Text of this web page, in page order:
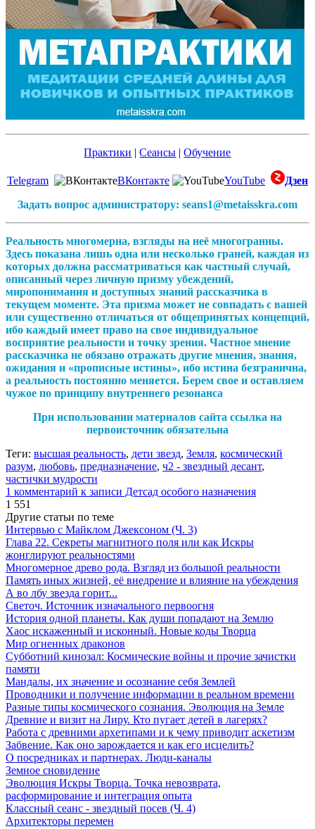
Практики |Сеансы |Обучение
Telegram ВКонтакте YouTube
Дзен
Задать вопрос администратору: seans1@metaisskra.com
Реальность многомерна, взгляды на неё многогранны.
Здесь показана лишь одна или несколько граней, каждая из
которых должна рассматриваться как частный случай,
описанный через личную призму убеждений,
миропонимания и доступных знаний рассказчика в
текущем моменте. Эта призма может не совпадать с вашей
или существенно отличаться от общепринятых концепций,
ибо каждый имеет право на свое индивидуальное
восприятие реальности и точку зрения. Частное мнение
рассказчика не обязано отражать другие мнения, знания,
ожидания и «прописные истины», ибо истина безгранична,
а реальность постоянно меняется. Берем свое и оставляем
чужое по принципу внутреннего резонанса
При использовании материалов сайта ссылка на
первоисточник обязательна
Теги: высшая реальность, дети звезд, Земля, космический
разум, любовь, предназначение, ч2 - звездный десант,
частички мудрости
1 комментарий к записи Детсад особого назначения
1 551
Другие статьи по теме
Интервью с Майклом Джексоном (Ч. 3)
Глава 22. Секреты магнитного поля или как Искры
жонглируют реальностями
Многомерное древо рода. Взгляд из большой реальности
Память иных жизней, её внедрение и влияние на убеждения
А во лбу звезда горит...
Светоч. Источник изначального первоогня
История одной планеты. Как души попадают на Землю
Хаос искаженный и исконный. Новые коды Творца
Мир огненных драконов
Субботний кинозал: Космические войны и прочие зачистки
памяти
Мандалы, их значение и осознание себя Землей
Проводники и получение информации в реальном времени
Разные типы космического сознания. Эволюция на Земле
Древние и визит на Лиру. Кто пугает детей в лагерях?
Работа с древними архетипами и к чему приводит аскетизм
Забвение. Как оно зарождается и как его исцелить?
О посредниках и партнерах. Люди-каналы
Земное сновидение
Эволюция Искры Творца. Точка невозврата,
расформирование и интеграция опыта
Классный сеанс - звездный посев (Ч. 4)
Архитекторы перемен